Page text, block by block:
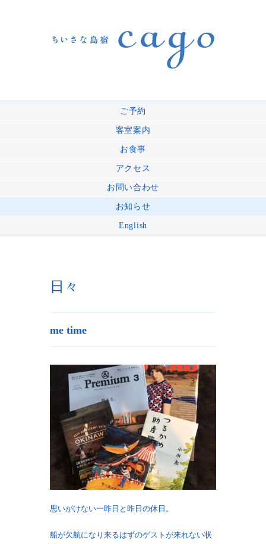
ご予約
客室案内
お食事
アクセス
お問い合わせ
お知らせ
English
日々
me time
思いがけない一昨日と昨日の休日。
船が欠航になり来るはずのゲストが来れない状